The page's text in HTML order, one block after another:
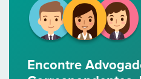
Encontre